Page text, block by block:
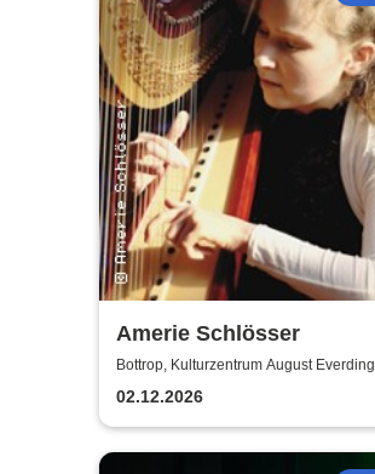
Amerie Schlösser
Bottrop, Kulturzentrum August Everding
02.12.2026